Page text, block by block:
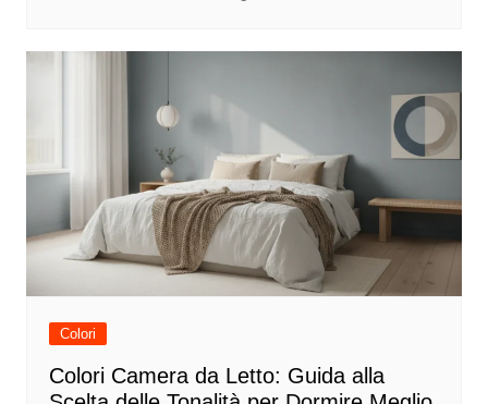
Colori
Colori Camera da Letto: Guida alla